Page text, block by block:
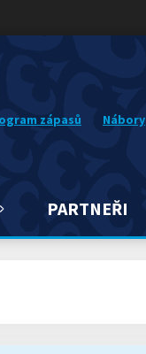
zápasů Nábory
PARTNEŘI